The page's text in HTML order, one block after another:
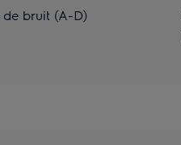
de bruit (A-D)